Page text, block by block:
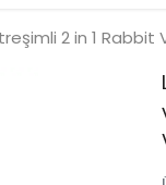
2 in 1 Rabbit